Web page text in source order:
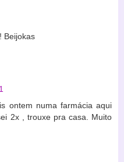
Beijokas
ontem numa farmácia aqui
2x , trouxe pra casa. Muito